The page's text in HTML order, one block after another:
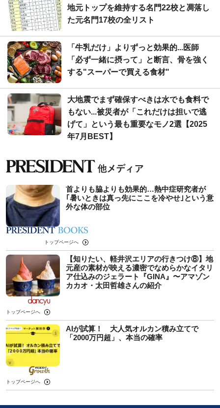
地元トップを維持する名門22校と凋落し
た元名門17校の全リスト
「牛乳だけ」よりずっと効果的...医師
「必ず一緒に摂って」と断言、骨を強く
する"スーパーで買える食材"
大地震でまず確保すべきは水でも食料で
もない...被災者が「これだけは担いで逃
げて」という最も重要なモノ2選【2025
年7月BEST】
首よりも脇よりも効果的…熱中症研究者が
｢暑いときは真っ先にここを冷やせ｣という意
外な体の部位
トップページへ
【知りたい、軽井沢エリアの行きつけ⑧】地
元産の素材が映える濃密でなめらかなイタリ
ア仕込みのジェラート『GINA』〜アマゾン
カカオ・太田哲雄さんの紹介
トップページへ
AIが試算！ 大人気オルカン積み立てで
「2000万円超」、本当の確率
トップページへ